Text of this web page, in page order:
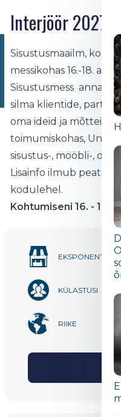
16.-
Interjöör 2027
Sisustusmaailm,
messikohas 16.-18.
Sisustusmess annab
silma klientide,
oma ideid ja mõtteid.
toimumiskohas,
sisustus-, mööbli-,
Lisainfo ilmub peatselt
kodulehel.
Kohtumiseni 16. - 18.
EKSPONENTE
KÜLASTUSI
RIIKE